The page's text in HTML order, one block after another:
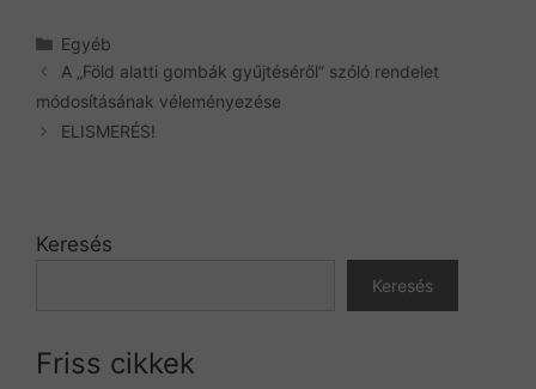
Kategória
Egyéb
A „Föld alatti gombák gyűjtéséről” szóló rendelet
módosításának véleményezése
ELISMERÉS!
Keresés
Keresés
Friss cikkek